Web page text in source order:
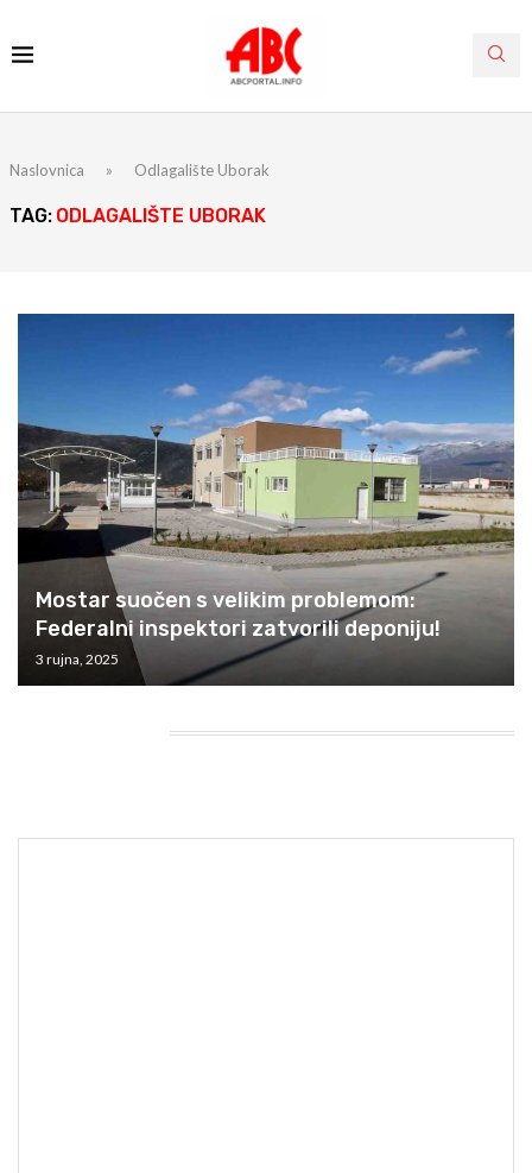
Naslovnica » Odlagalište Uborak
TAG: ODLAGALIŠTE UBORAK
Mostar suočen s velikim problemom:
Federalni inspektori zatvorili deponiju!
3 rujna, 2025